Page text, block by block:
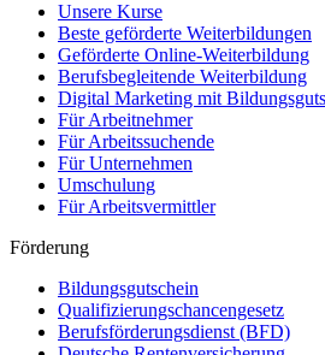
Unsere Kurse
Beste geförderte Weiterbildungen
Geförderte Online-Weiterbildung
Berufsbegleitende Weiterbildung
Digital Marketing mit
Für Arbeitnehmer
Für Arbeitssuchende
Für Unternehmen
Umschulung
Für Arbeitsvermittler
Förderung
Bildungsgutschein
Qualifizierungschancengesetz
Berufsförderungsdienst (BFD)